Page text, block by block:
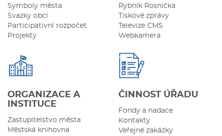
Symboly města
Svazky obcí
Participativní rozpočet
Projekty
Rybník Rosnička
Tiskové zprávy
Televize CMS
Webkamera
ORGANIZACE A
INSTITUCE
Zastupitelstvo města
Městská knihovna
ČINNOST ÚŘADU
Fondy a nadace
Kontakty
Veřejné zakázky